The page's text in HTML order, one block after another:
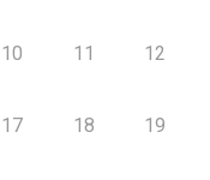
10 11 12
17 18 19